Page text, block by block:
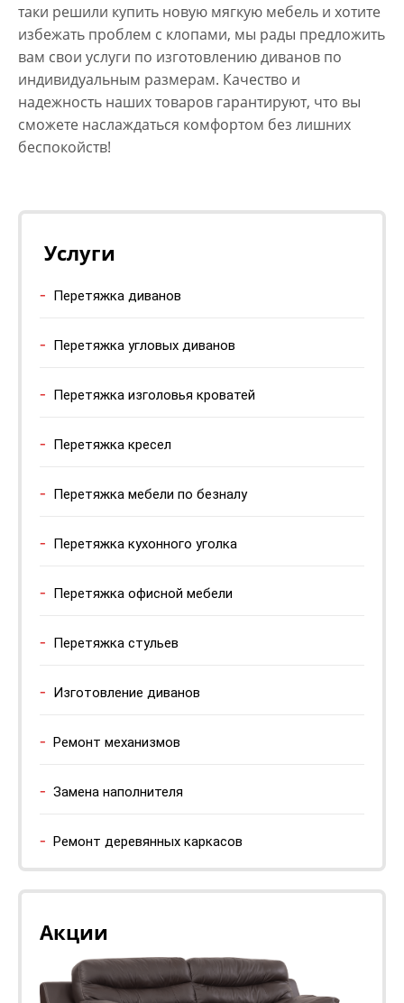
Услуги
Перетяжка диванов
Перетяжка угловых диванов
Перетяжка изголовья кроватей
Перетяжка кресел
Перетяжка мебели по безналу
Перетяжка кухонного уголка
Перетяжка офисной мебели
Перетяжка стульев
Изготовление диванов
Ремонт механизмов
Замена наполнителя
Ремонт деревянных каркасов
Акции
таки решили купить новую мягкую мебель и хотите
избежать проблем с клопами, мы рады предложить
вам свои услуги по изготовлению диванов по
индивидуальным размерам. Качество и
надежность наших товаров гарантируют, что вы
сможете наслаждаться комфортом без лишних
беспокойств!